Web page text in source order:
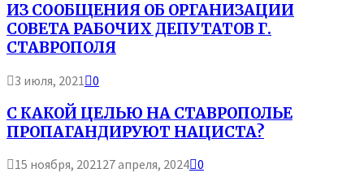
ИЗ СООБЩЕНИЯ ОБ ОРГАНИЗАЦИИ
СОВЕТА РАБОЧИХ ДЕПУТАТОВ Г.
СТАВРОПОЛЯ
3 июля, 2021 0
С КАКОЙ ЦЕЛЬЮ НА СТАВРОПОЛЬЕ
ПРОПАГАНДИРУЮТ НАЦИСТА?
15 ноября, 202127 апреля, 2024 0